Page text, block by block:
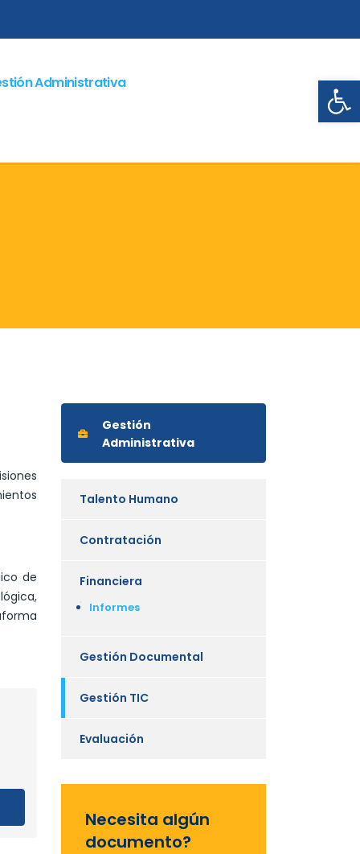
Administrativa
de
Gestión
Administrativa
Talento Humano
Contratación
Financiera
Informes
Gestión Documental
Gestión TIC
Evaluación
Necesita algún
documento?